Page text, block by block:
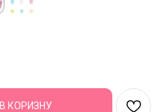
В КОРИЗНУ